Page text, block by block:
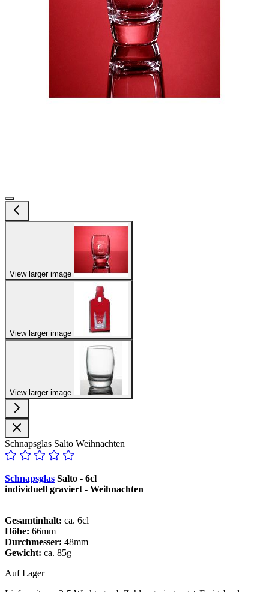
View larger image
View larger image
View larger image
Schnapsglas Salto Weihnachten
Schnapsglas Salto - 6cl
individuell graviert - Weihnachten
Gesamtinhalt: ca. 6cl
Höhe: 66mm
Durchmesser: 48mm
Gewicht: ca. 85g
Auf Lager